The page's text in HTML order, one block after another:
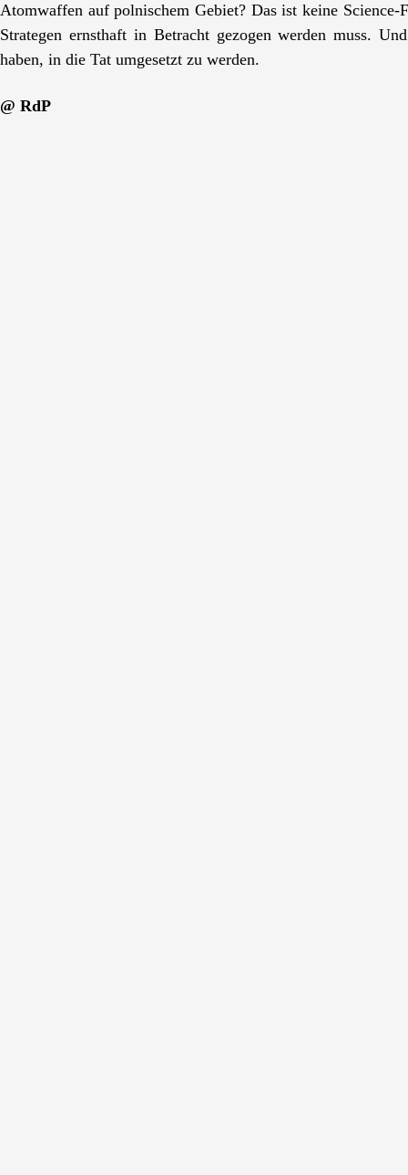
Atomwaffen auf polnischem Gebiet? Das ist keine
Strategen ernsthaft in Betracht gezogen werden muss.
haben, in die Tat umgesetzt zu werden.
@ RdP